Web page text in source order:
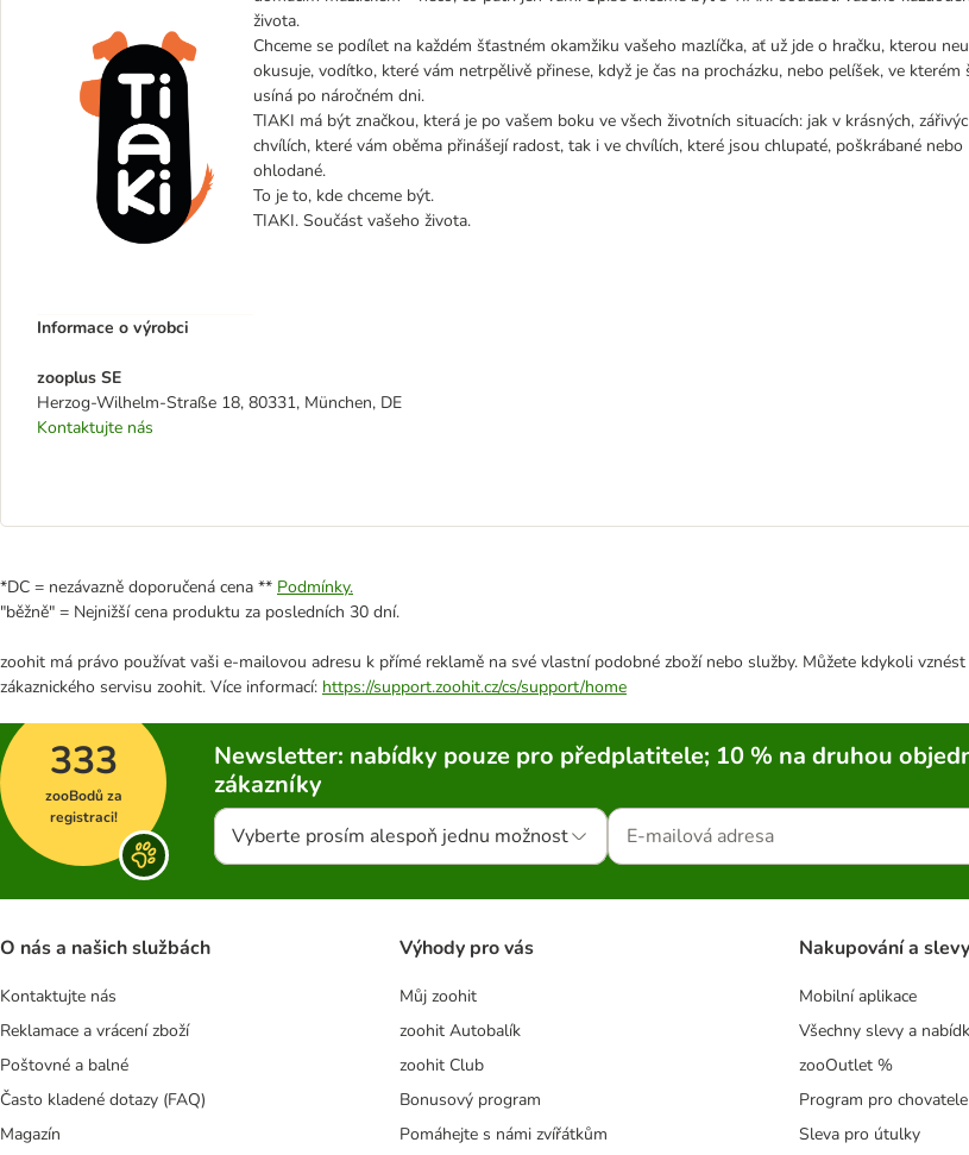
života.
Chceme se podílet na každém šťastném okamžiku vašeho mazlíčka, ať už jde o hračku, kterou
okusuje, vodítko, které vám netrpělivě přinese, když je čas na procházku, nebo pelíšek, ve kterém
usíná po náročném dni.
TIAKI má být značkou, která je po vašem boku ve všech životních situacích: jak v krásných,
chvílích, které vám oběma přinášejí radost, tak i ve chvílích, které jsou chlupaté, poškrábané nebo
ohlodané.
To je to, kde chceme být.
TIAKI. Součást vašeho života.
Informace o výrobci
zooplus SE
Herzog-Wilhelm-Straße 18, 80331, München, DE
Kontaktujte nás
*DC = nezávazně doporučená cena ** Podmínky.
"běžně" = Nejnižší cena produktu za posledních 30 dní.
zoohit má právo používat vaši e-mailovou adresu k přímé reklamě na své vlastní podobné zboží nebo služby. Můžete kdykoli
zákaznického servisu zoohit. Více informací: https://support.zoohit.cz/cs/support/home
333
zooBodů za
registraci!
Newsletter: nabídky pouze pro předplatitele; 10 % na druhou
zákazníky
Vyberte prosím alespoň jednu možnost
O nás a našich službách
Kontaktujte nás
Reklamace a vrácení zboží
Poštovné a balné
Často kladené dotazy (FAQ)
Magazín
Výhody pro vás
Můj zoohit
zoohit Autobalík
zoohit Club
Bonusový program
Pomáhejte s námi zvířátkům
Nakupování a slevy
Mobilní aplikace
Všechny slevy a
zooOutlet %
Program pro chovatele
Sleva pro útulky